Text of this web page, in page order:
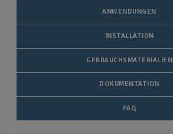
ANWENDUNGEN
INSTALLATION
GEBRAUCHSMATERIALIEN
DOKUMENTATION
FAQ